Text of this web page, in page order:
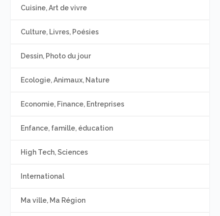
Cuisine, Art de vivre
Culture, Livres, Poésies
Dessin, Photo du jour
Ecologie, Animaux, Nature
Economie, Finance, Entreprises
Enfance, famille, éducation
High Tech, Sciences
International
Ma ville, Ma Région